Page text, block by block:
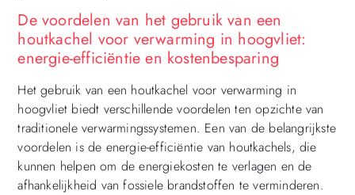
De voordelen van het gebruik van een
houtkachel voor verwarming in hoogvliet:
energie-efficiëntie en kostenbesparing
Het gebruik van een houtkachel voor verwarming in
hoogvliet biedt verschillende voordelen ten opzichte van
traditionele verwarmingssystemen. Een van de belangrijkste
voordelen is de energie-efficiëntie van houtkachels, die
kunnen helpen om de energiekosten te verlagen en de
afhankelijkheid van fossiele brandstoffen te verminderen.